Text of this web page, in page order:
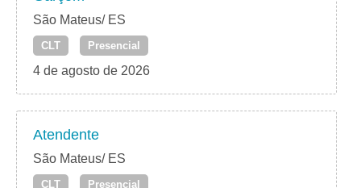
São Mateus/ ES
CLT Presencial
4 de agosto de 2026
Atendente
São Mateus/ ES
CLT Presencial